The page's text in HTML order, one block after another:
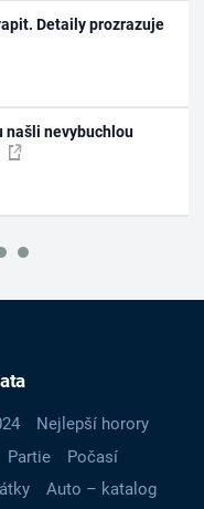
Detaily prozrazuje
našli nevybuchlou
Nejlepší horory
Partie
Počasí
Auto – katalog